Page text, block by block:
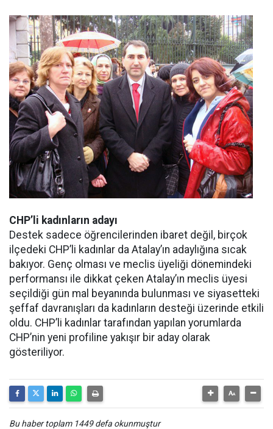
CHP’li kadınların adayı
Destek sadece öğrencilerinden ibaret değil, birçok
ilçedeki CHP’li kadınlar da Atalay’ın adaylığına sıcak
bakıyor. Genç olması ve meclis üyeliği dönemindeki
performansı ile dikkat çeken Atalay’ın meclis üyesi
seçildiği gün mal beyanında bulunması ve siyasetteki
şeffaf davranışları da kadınların desteği üzerinde etkili
oldu. CHP’li kadınlar tarafından yapılan yorumlarda
CHP’nin yeni profiline yakışır bir aday olarak
gösteriliyor.
Bu haber toplam 1449 defa okunmuştur